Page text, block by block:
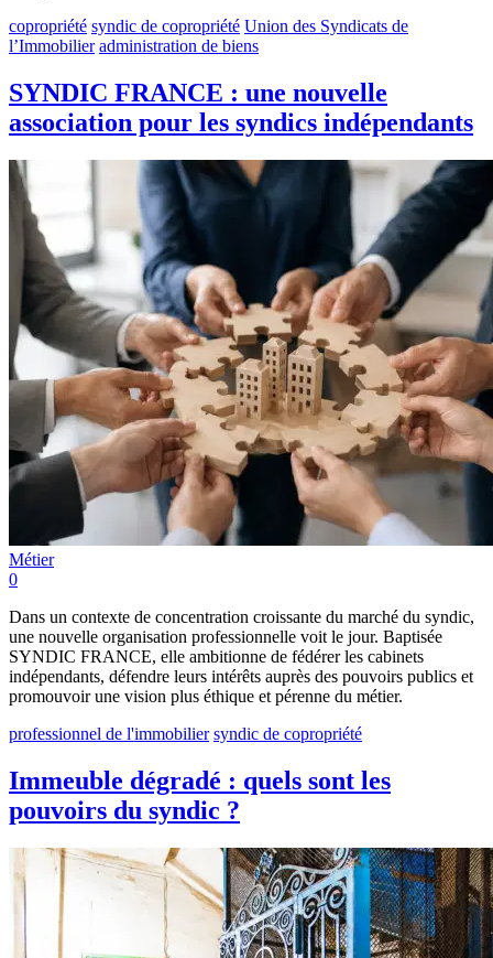
copropriété syndic de copropriété Union des Syndicats de
l’Immobilier administration de biens
SYNDIC FRANCE : une nouvelle
association pour les syndics indépendants
Métier
0
Dans un contexte de concentration croissante du marché du syndic,
une nouvelle organisation professionnelle voit le jour. Baptisée
SYNDIC FRANCE, elle ambitionne de fédérer les cabinets
indépendants, défendre leurs intérêts auprès des pouvoirs publics et
promouvoir une vision plus éthique et pérenne du métier.
professionnel de l'immobilier syndic de copropriété
Immeuble dégradé : quels sont les
pouvoirs du syndic ?